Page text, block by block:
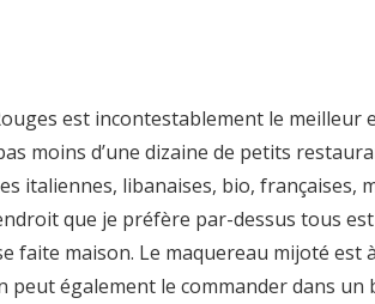
est incontestablement le meilleur
moins d’une dizaine de petits
italiennes, libanaises, bio, françaises,
que je préfère par-dessus tous
faite maison. Le maquereau mijoté est
peut également le commander dans un